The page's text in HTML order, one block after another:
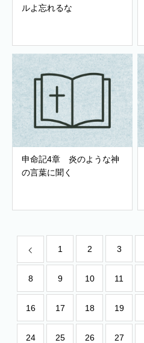
ルよ忘れるな
申命記4章 炎のような神
の言葉に聞く
1 2 3
8 9 10 11
16 17 18 19
24 25 26 27